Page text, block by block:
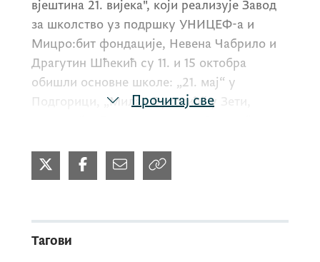
вјештина 21. вијека", који реализује Завод
за школство уз подршку УНИЦЕФ-а и
Мицро:бит фондације, Невена Чабрило и
Драгутин Шћекић су 11. и 15 октобра
обишли основне школе: „21. мај“ у
Подгорици, „Милан Вукотић“ у Зети,
Прочитај све
Тагови